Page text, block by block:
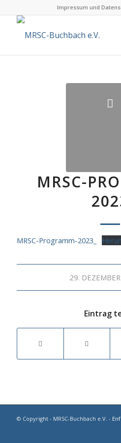
Impressum und
MRSC-
MRSC-Programm-2023_
29. /
Eintrag
© Copyright - MRSC-Buchbach e.V. -